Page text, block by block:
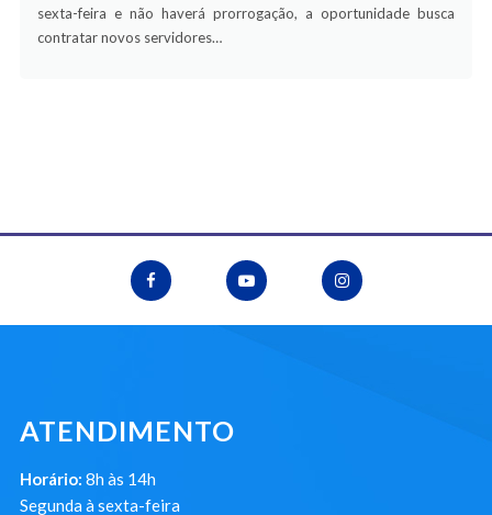
sexta-feira e não haverá prorrogação, a oportunidade busca
contratar novos servidores…
ATENDIMENTO
Horário: 8h às 14h
Segunda à sexta-feira